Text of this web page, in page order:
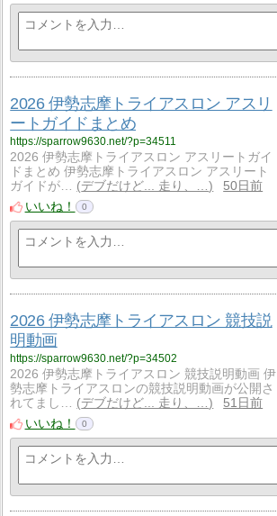
2026 伊勢志摩トライアスロン アスリ
ートガイドまとめ
https://sparrow9630.net/?p=34511
2026 伊勢志摩トライアスロン アスリートガイ
ドまとめ 伊勢志摩トライアスロン アスリート
ガイドが…
デブだけど... 走り、…
50日前
いいね！
0
2026 伊勢志摩トライアスロン 競技説
明動画
https://sparrow9630.net/?p=34502
2026 伊勢志摩トライアスロン 競技説明動画 伊
勢志摩トライアスロンの競技説明動画が公開さ
れてまし…
デブだけど... 走り、…
51日前
いいね！
0